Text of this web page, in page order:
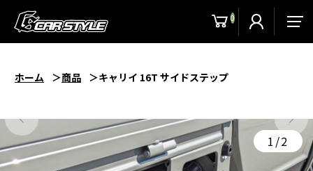
0
ホーム 商品 キャリイ 16T サイドステップ
1/2